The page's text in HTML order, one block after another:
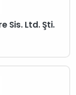
Sis. Ltd. Şti.